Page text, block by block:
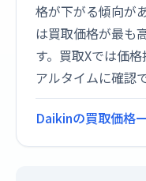
格が下がる傾向が
は買取価格が最も
す。買取Xでは価
アルタイムに確認
Daikinの買取価格